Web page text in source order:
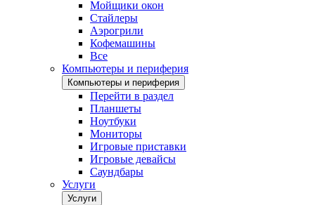
Мойщики окон
Стайлеры
Аэрогрили
Кофемашины
Все
Компьютеры и периферия
Компьютеры и периферия
Перейти в раздел
Планшеты
Ноутбуки
Мониторы
Игровые приставки
Игровые девайсы
Саундбары
Услуги
Услуги